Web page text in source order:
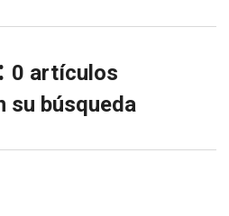
0 artículos
su búsqueda